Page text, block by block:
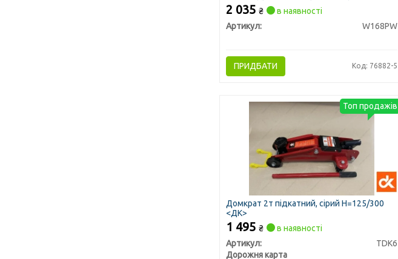
2 035 ₴
в наявності
Артикул:
W168PW
ПРИДБАТИ Код: 76882-5
Домкрат 2т підкатний, сірий H=125/300
<ДК>
1 495 ₴
в наявності
Артикул:
TDK6
Дорожня карта
Топ продажів